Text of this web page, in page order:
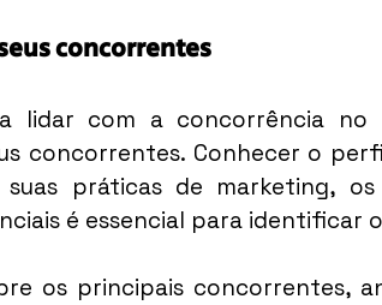
concorrentes
lidar com a concorrência no
concorrentes. Conhecer o
práticas de marketing,
é essencial para identificar
os principais concorrentes,